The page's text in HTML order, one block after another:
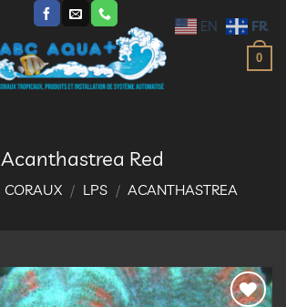
0
Acanthastrea Red
CORAUX / LPS / ACANTHASTREA
EN FR